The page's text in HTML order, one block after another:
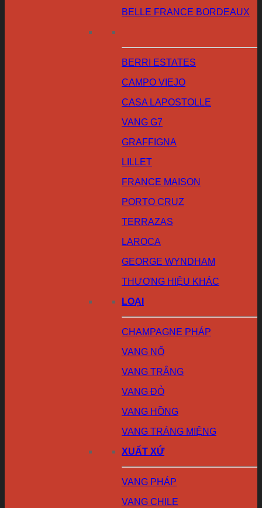
BELLE FRANCE BORDEAUX
BERRI ESTATES
CAMPO VIEJO
CASA LAPOSTOLLE
VANG G7
GRAFFIGNA
LILLET
FRANCE MAISON
PORTO CRUZ
TERRAZAS
LAROCA
GEORGE WYNDHAM
THƯƠNG HIỆU KHÁC
LOẠI
CHAMPAGNE PHÁP
VANG NỔ
VANG TRẮNG
VANG ĐỎ
VANG HỒNG
VANG TRÁNG MIỆNG
XUẤT XỨ
VANG PHÁP
VANG CHILE